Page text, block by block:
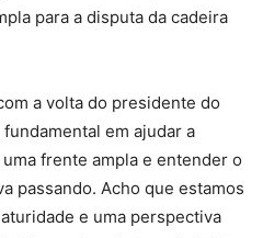
para a disputa da cadeira
a volta do presidente do
em ajudar a
frente ampla e entender o
passando. Acho que estamos
e uma perspectiva